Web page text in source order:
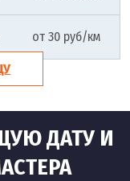
от 30 руб/км
ДАТУ И